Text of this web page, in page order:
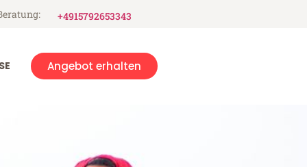
+4915792653343
Angebot erhalten